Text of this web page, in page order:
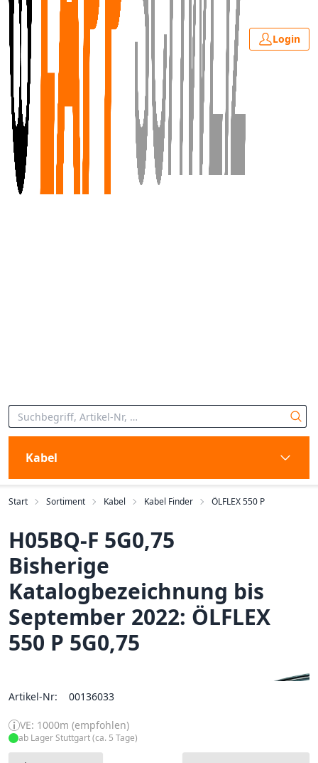
Login
Kabel
Start Sortiment Kabel Kabel Finder ÖLFLEX 550 P
H05BQ-F 5G0,75
Bisherige
Katalogbezeichnung bis
September 2022: ÖLFLEX
550 P 5G0,75
Artikel-Nr: 00136033
VE: 1000m (empfohlen)
ab Lager Stuttgart (ca. 5 Tage)